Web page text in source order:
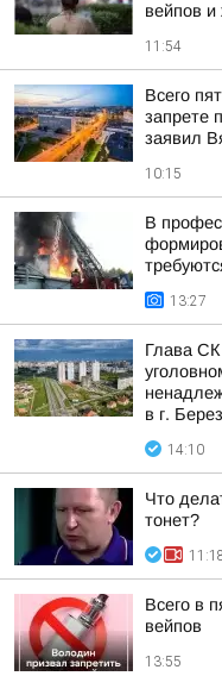
вейпов и
11:54
Всего
запрете
заявил
10:15
В
13:27
Глава
в г.
14:10
Что
тонет?
Всего в
вейпов
13:55